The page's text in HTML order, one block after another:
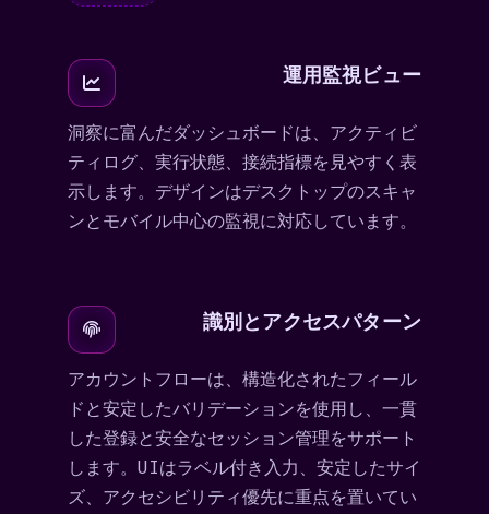
運用監視ビュー
洞察に富んだダッシュボードは、アクティビ
ティログ、実行状態、接続指標を見やすく表
示します。デザインはデスクトップのスキャ
ンとモバイル中心の監視に対応しています。
識別とアクセスパターン
アカウントフローは、構造化されたフィール
ドと安定したバリデーションを使用し、一貫
した登録と安全なセッション管理をサポート
します。UIはラベル付き入力、安定したサイ
ズ、アクセシビリティ優先に重点を置いてい